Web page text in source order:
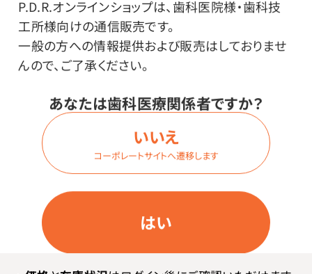
P.D.R.オンラインショップは、歯科医院様・歯科技
工所様向けの通信販売です。
一般の方への情報提供および販売はしておりませ
んので、ご了承ください。
あなたは歯科医療関係者ですか？
はい
いいえ
コーポレートサイトへ遷移します
弱粘着でホコリを吸着させる簡単そうじ用品です。
細かくちぎったり伸ばしたりできるため、細い隙間のホコ
リ除去に最適になります。
利です。
弱粘着なので平滑面に掲示物を仮止めすることもでき
すき間のホコリ吸着に適しています。
ただけます。